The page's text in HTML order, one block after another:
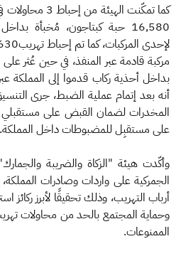
كما تمكّنت
16,580 حبة كبتاجون، مُخبأة
بداخل أحذية ركاب قدموا إلى المملكة
أنه بعد إتمام عملية الضبط، جرى
المخدرات لضمان القبض على
على مستقبِل للمضبوطات داخل المملكة.
وأكّدت هيئة "الزكاة والضريبة
الجمركية على واردات وصادرات
أرباب التهريب، وذلك تحقيقًا لأبرز ركائز
وحماية المجتمع بالحد من محاولات
الممنوعات.